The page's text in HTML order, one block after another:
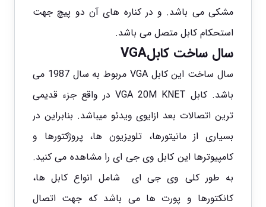
مشکی می باشد. و در کناره های آن دو پیچ جهت
استحکام کابل متصل می باشد.
سال ساخت کابلVGA
سال ساخت این کابل VGA مربوط به سال 1987 می
باشد. کابل VGA 20M KNET در واقع جزء قدیمی
ترین اتصالات بعد ازایوی ویدئو میباشد. بنابراین در
بسیاری از مانیتورها، تلویزیون ها، پروژکتورها و
کامپیوترها این کابل وی جی ای را مشاهده می کنید.
به طور کلی وی جی ای شامل انواع کابل ها،
کانکتورها و پورت ها می باشد که جهت اتصال